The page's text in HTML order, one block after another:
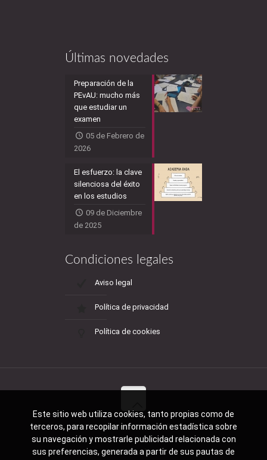
Últimas novedades
Preparación de la
PEvAU: mucho más
que estudiar un
examen
05 de Febrero de
2026
El esfuerzo: la clave
silenciosa del éxito
en los estudios
09 de Diciembre
de 2025
Condiciones legales
Aviso legal
Política de privacidad
Política de cookies
© 2017 Academia Rada - Calle Pablo
Rada, 2 Edificio Huelva, Primera Planta -
21004 Huelva -
Este sitio web utiliza cookies, tanto propias como de
terceros, para recopilar información estadística sobre
su navegación y mostrarle publicidad relacionada con
sus preferencias, generada a partir de sus pautas de